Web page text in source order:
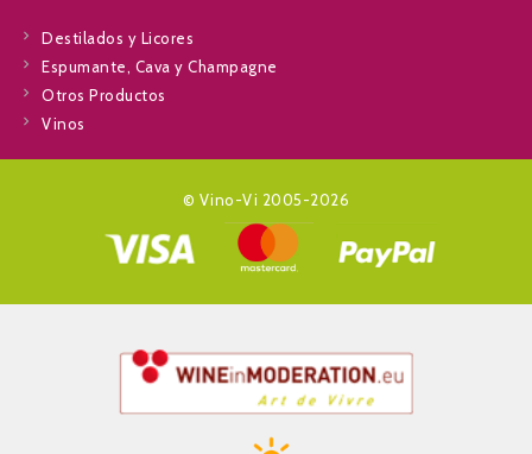
Destilados y Licores
Espumante, Cava y Champagne
Otros Productos
Vinos
© Vino-Vi 2005-2026